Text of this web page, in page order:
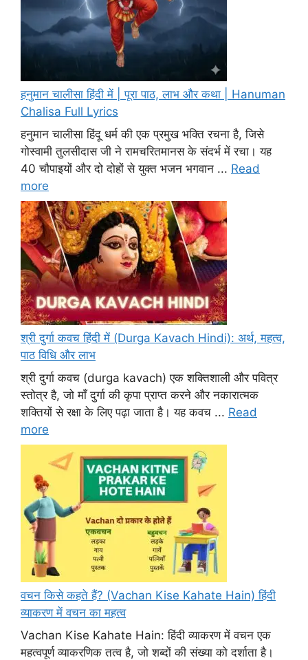
हनुमान चालीसा हिंदी में | पूरा पाठ, लाभ और कथा | Hanuman
Chalisa Full Lyrics
हनुमान चालीसा हिंदू धर्म की एक प्रमुख भक्ति रचना है, जिसे
गोस्वामी तुलसीदास जी ने रामचरितमानस के संदर्भ में रचा। यह
40 चौपाइयों और दो दोहों से युक्त भजन भगवान ... Read
more
श्री दुर्गा कवच हिंदी में (Durga Kavach Hindi): अर्थ, महत्व,
पाठ विधि और लाभ
श्री दुर्गा कवच (durga kavach) एक शक्तिशाली और पवित्र
स्तोत्र है, जो माँ दुर्गा की कृपा प्राप्त करने और नकारात्मक
शक्तियों से रक्षा के लिए पढ़ा जाता है। यह कवच ... Read
more
वचन किसे कहते हैं? (Vachan Kise Kahate Hain) हिंदी
व्याकरण में वचन का महत्व
Vachan Kise Kahate Hain: हिंदी व्याकरण में वचन एक
महत्वपूर्ण व्याकरणिक तत्व है, जो शब्दों की संख्या को दर्शाता है।